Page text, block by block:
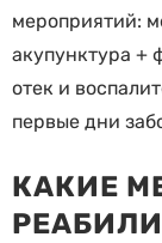
мероприятий:
акупунктура +
отек и
первые дни
КАКИЕ